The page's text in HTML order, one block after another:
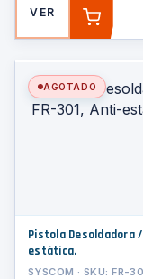
VER
Pistola Desoldadora /
estática.
SYSCOM · SKU: FR-
AGOTADO